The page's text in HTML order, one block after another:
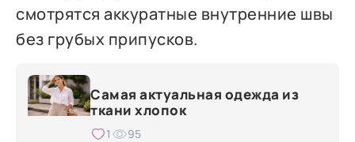
смотрятся аккуратные внутренние швы
без грубых припусков.
Самая актуальная одежда из
ткани хлопок
1 95